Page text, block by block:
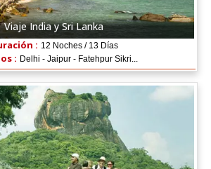
Viaje India y Sri Lanka
: 12 Noches / 13 Días
: Delhi - Jaipur - Fatehpur Sikri...